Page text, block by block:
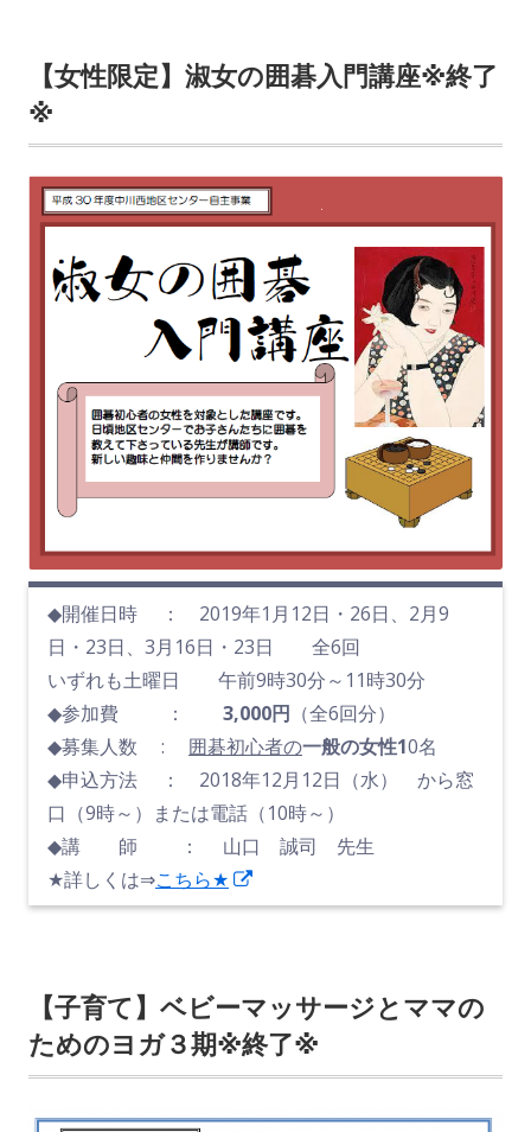
ィ
ド
ウ
で
き
ま
す
【女性限定】淑女の囲碁入門講座※終了
※
◆開催日時 ： 2019年1月12日・26日、2月9
日・23日、3月16日・23日 全6回
いずれも土曜日 午前9時30分～11時30分
◆参加費 ： 3,000円 （全6回分）
◆募集人数 : 囲碁初心者の一般の女性10名
◆申込方法 ： 2018年12月12日（水） から窓
口（9時～）または電話（10時～）
◆講 師 ： 山口 誠司 先生
★詳しくは⇒こちら★
し
ィ
ン
ド
【子育て】ベビーマッサージとママの
ためのヨガ３期※終了※